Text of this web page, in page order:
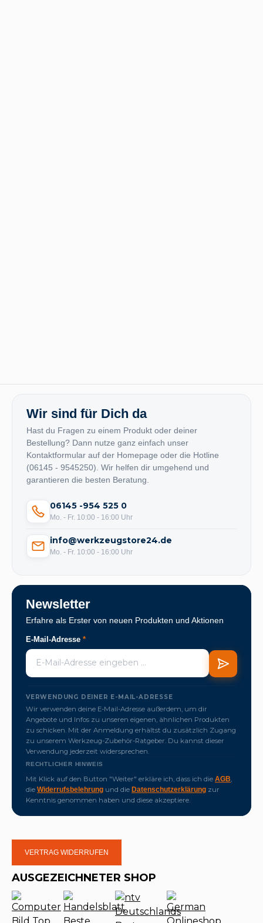
Wir sind für Dich da
Hast du Fragen zu einem Produkt oder deiner
Bestellung? Dann nutze ganz einfach unser
Kontaktformular auf der Homepage oder die Hotline
(06145 - 9545250). Wir helfen dir umgehend und
garantieren die besten Beratung.
06145 -954 525 0
Mo. - Fr. 10:00 - 16:00 Uhr
info@werkzeugstore24.de
Mo. - Fr. 10:00 - 16:00 Uhr
Newsletter
Erfahre als Erster von neuen Produkten und Aktionen
E-Mail-Adresse *
VERWENDUNG DEINER E-MAIL-ADRESSE
Wir verwenden deine E-Mail-Adresse außerdem, um dir
Angebote und Infos zu unseren eigenen, ähnlichen Produkten
zu schicken. Mit der Anmeldung erhältst du zusätzlich Zugang
zu unserem Werkzeug-Zubehör-Ratgeber. Du kannst dieser
Verwendung jederzeit widersprechen.
RECHTLICHER HINWEIS
Mit Klick auf den Button "Weiter" erkläre ich, dass ich die AGB
die Widerrufsbelehrung und die Datenschutzerklärung zur
Kenntnis genommen haben und diese akzeptiere.
VERTRAG WIDERRUFEN
AUSGEZEICHNETER SHOP